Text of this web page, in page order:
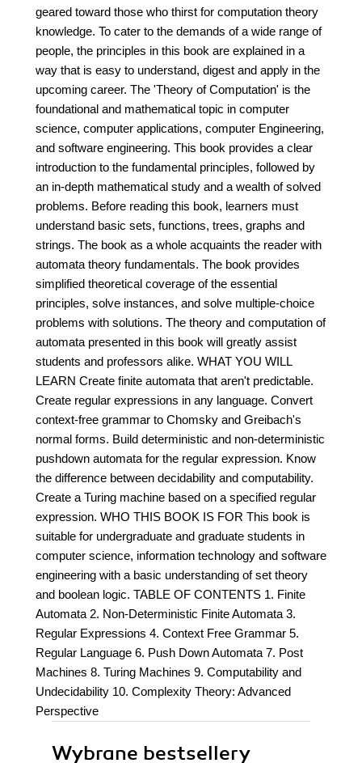
geared toward those who thirst for computation theory
knowledge. To cater to the demands of a wide range of
people, the principles in this book are explained in a
way that is easy to understand, digest and apply in the
upcoming career. The 'Theory of Computation' is the
foundational and mathematical topic in computer
science, computer applications, computer Engineering,
and software engineering. This book provides a clear
introduction to the fundamental principles, followed by
an in-depth mathematical study and a wealth of solved
problems. Before reading this book, learners must
understand basic sets, functions, trees, graphs and
strings. The book as a whole acquaints the reader with
automata theory fundamentals. The book provides
simplified theoretical coverage of the essential
principles, solve instances, and solve multiple-choice
problems with solutions. The theory and computation of
automata presented in this book will greatly assist
students and professors alike. WHAT YOU WILL
LEARN Create finite automata that aren't predictable.
Create regular expressions in any language. Convert
context-free grammar to Chomsky and Greibach's
normal forms. Build deterministic and non-deterministic
pushdown automata for the regular expression. Know
the difference between decidability and computability.
Create a Turing machine based on a specified regular
expression. WHO THIS BOOK IS FOR This book is
suitable for undergraduate and graduate students in
computer science, information technology and software
engineering with a basic understanding of set theory
and boolean logic. TABLE OF CONTENTS 1. Finite
Automata 2. Non-Deterministic Finite Automata 3.
Regular Expressions 4. Context Free Grammar 5.
Regular Language 6. Push Down Automata 7. Post
Machines 8. Turing Machines 9. Computability and
Undecidability 10. Complexity Theory: Advanced
Perspective
Wybrane bestsellery